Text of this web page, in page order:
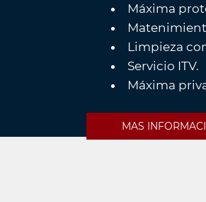
Máxima
Limpieza
Servicio ITV.
Máxima
MAS